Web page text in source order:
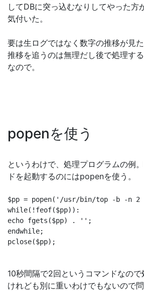
してDBに突っ込むなりしてやった方
気付いた。
要は生ログではなく数字の推移が見
推移を追うのは無理だし後で処理す
なので。
popenを使う
というわけで、処理プログラムの例
ドを起動するのにはpopenを使う。
$pp = popen('/usr/bin/top -b -n
while(!feof($pp)):
echo fgets($pp) . '';
endwhile;
pclose($pp);
10秒間隔で2回というコマンドなの
けれども別に重いわけでもないので